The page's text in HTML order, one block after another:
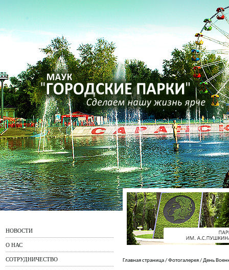
НОВОСТИ
О НАС
СОТРУДНИЧЕСТВО Главная страница/Фотогалерея/День